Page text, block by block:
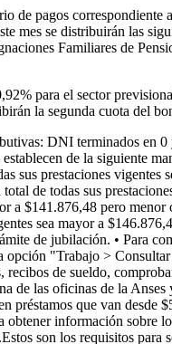
pagos
mes se distribuirán las
Familiares de
para el sector
la segunda cuota del
DNI terminados en
de la siguiente
sus prestaciones
de todas sus
a $141.876,48 pero
sea mayor a
de jubilación. • Para
"Trabajo >
de sueldo,
las oficinas de la
que van
información
son los requisitos